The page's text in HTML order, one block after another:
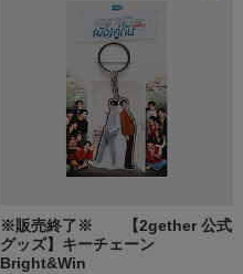
※販売終了※ 【2gether 公式
グッズ】キーチェーン
Bright&Win